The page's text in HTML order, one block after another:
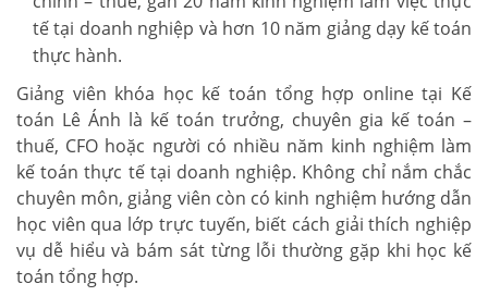
tế tại doanh nghiệp và hơn 10 năm giảng dạy kế toán
thực hành.
Giảng viên khóa học kế toán tổng hợp online tại Kế
toán Lê Ánh là kế toán trưởng, chuyên gia kế toán –
thuế, CFO hoặc người có nhiều năm kinh nghiệm làm
kế toán thực tế tại doanh nghiệp. Không chỉ nắm chắc
chuyên môn, giảng viên còn có kinh nghiệm hướng dẫn
học viên qua lớp trực tuyến, biết cách giải thích nghiệp
vụ dễ hiểu và bám sát từng lỗi thường gặp khi học kế
toán tổng hợp.